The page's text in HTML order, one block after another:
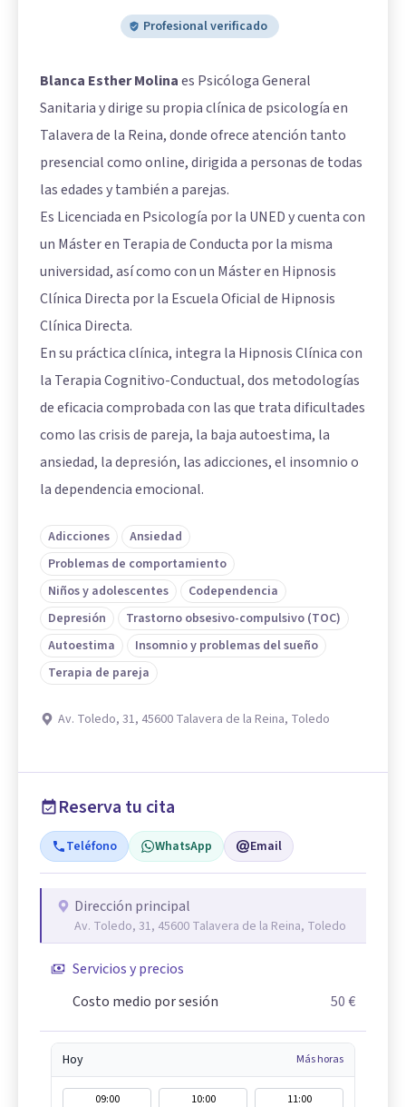
Profesional verificado
Blanca Esther Molinaes Psicóloga General
Sanitaria y dirige su propia clínica de psicología en
Talavera de la Reina, donde ofrece atención tanto
presencial como online, dirigida a personas de todas
las edades y también a parejas.
Es Licenciada en Psicología por la UNED y cuenta con
un Máster en Terapia de Conducta por la misma
universidad, así como con un Máster en Hipnosis
Clínica Directa por la Escuela Oficial de Hipnosis
Clínica Directa.
En su práctica clínica, integra la Hipnosis Clínica con
la Terapia Cognitivo-Conductual, dos metodologías
de eficacia comprobada con las que trata dificultades
como las crisis de pareja, la baja autoestima, la
ansiedad, la depresión, las adicciones, el insomnio o
la dependencia emocional.
Adicciones
Ansiedad
Problemas de comportamiento
Niños y adolescentes
Codependencia
Depresión
Trastorno obsesivo-compulsivo (TOC)
Autoestima
Insomnio y problemas del sueño
Terapia de pareja
Av. Toledo, 31, 45600 Talavera de la Reina, Toledo
Reserva tu cita
Teléfono WhatsApp Email
Dirección principal
Av. Toledo, 31, 45600 Talavera de la Reina, Toledo
Servicios y precios
Costo medio por sesión
50 €
Hoy Más horas
09:00 10:00
11:00